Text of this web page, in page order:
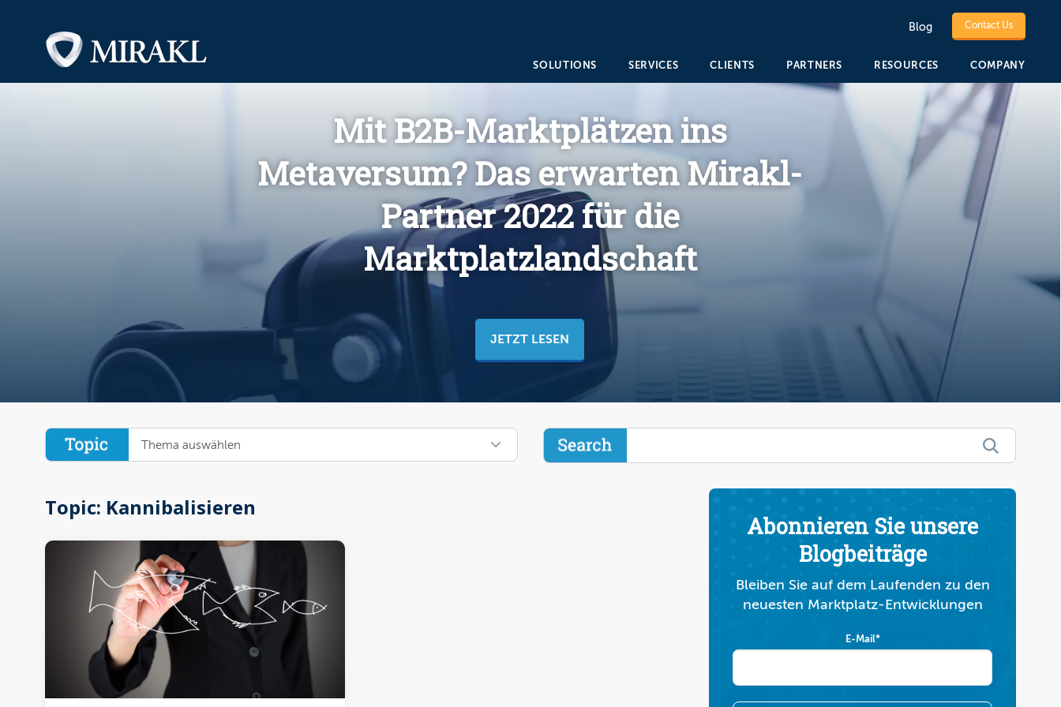
Blog Contact Us
SOLUTIONS SERVICES CLIENTS PARTNERS RESOURCES COMPANY
Mit B2B-Marktplätzen ins
Metaversum? Das erwarten Mirakl-
Partner 2022 für die
Marktplatzlandschaft
JETZT LESEN
Thema auswählen
Topic: Kannibalisieren
Abonnieren Sie unsere
Blogbeiträge
Bleiben Sie auf dem Laufenden zu den
neuesten Marktplatz-Entwicklungen
E-Mail*